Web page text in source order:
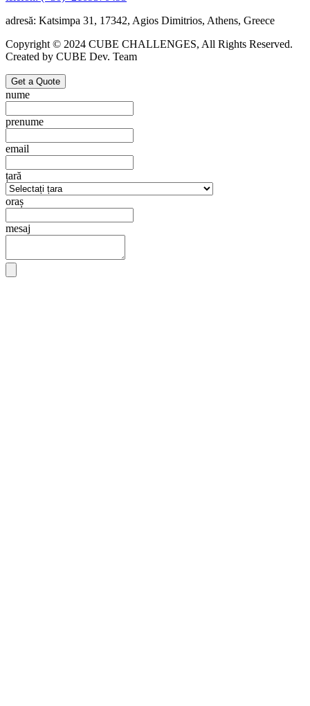
adresă: Katsimpa 31, 17342, Agios Dimitrios, Athens, Greece
Copyright © 2024 CUBE CHALLENGES, All Rights Reserved.
Created by CUBE Dev. Team
Get a Quote
nume
prenume
email
țară
oraș
mesaj